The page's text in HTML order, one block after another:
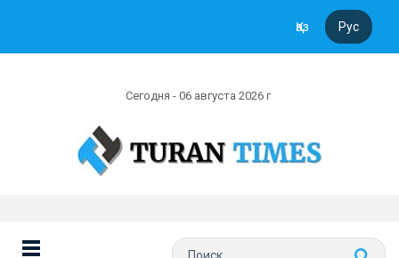
Қаз Рус
Сегодня - 06 августа 2026 г